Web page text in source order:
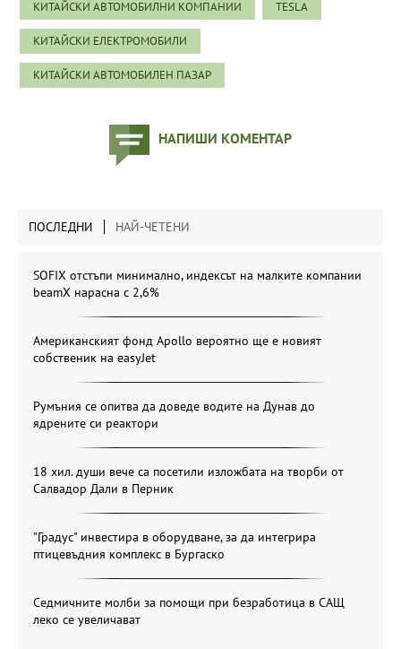
КИТАЙСКИ АВТОМОБИЛНИ КОМПАНИИ TESLA
КИТАЙСКИ ЕЛЕКТРОМОБИЛИ
КИТАЙСКИ АВТОМОБИЛЕН ПАЗАР
НАПИШИ КОМЕНТАР
ПОСЛЕДНИ НАЙ-ЧЕТЕНИ
SOFIX отстъпи минимално, индексът на малките компании
beamX нарасна с 2,6%
Американският фонд Apollo вероятно ще е новият
собственик на easyJet
Румъния се опитва да доведе водите на Дунав до
ядрените си реактори
18 хил. души вече са посетили изложбата на творби от
Салвадор Дали в Перник
"Градус" инвестира в оборудване, за да интегрира
птицевъдния комплекс в Бургаско
Седмичните молби за помощи при безработица в САЩ
леко се увеличават